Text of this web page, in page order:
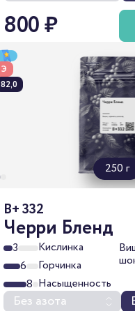
800 ₽
Э
82,0
250 г
B+ 332
Черри Бленд
3
Кислинка
6
Горчинка
8 Насыщенность
Без азота